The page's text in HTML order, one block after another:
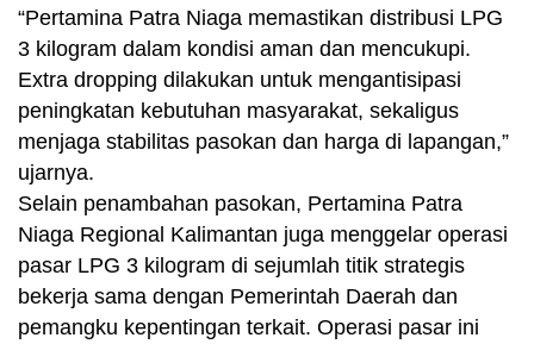
“Pertamina Patra Niaga memastikan distribusi LPG
3 kilogram dalam kondisi aman dan mencukupi.
Extra dropping dilakukan untuk mengantisipasi
peningkatan kebutuhan masyarakat, sekaligus
menjaga stabilitas pasokan dan harga di lapangan,”
ujarnya.
Selain penambahan pasokan, Pertamina Patra
Niaga Regional Kalimantan juga menggelar operasi
pasar LPG 3 kilogram di sejumlah titik strategis
bekerja sama dengan Pemerintah Daerah dan
pemangku kepentingan terkait. Operasi pasar ini